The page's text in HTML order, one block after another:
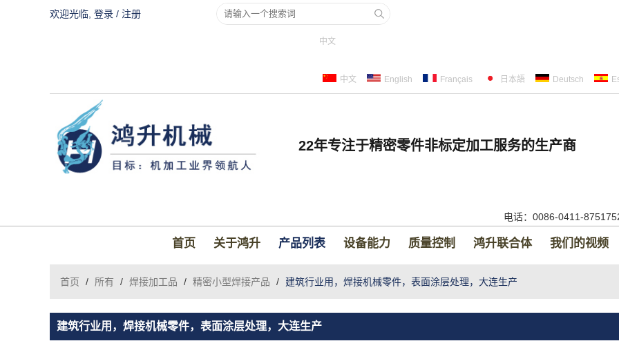
欢迎光临, 登录 / 注册
中文
中文 English Français 日本語 Deutsch
22年专注于精密零件非标定加工服务的生产商
电话：0086-0411-
首页 关于鸿升 产品列表 设备能力 质量控制 鸿升联合体 我们的视频
首页 / 所有 / 焊接加工品 / 精密小型焊接产品 / 建筑行业用，焊接机械零件，表面涂层处理，大连生产
建筑行业用，焊接机械零件，表面涂层处理，大连生产